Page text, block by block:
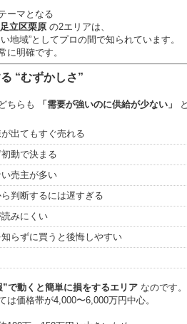
ーマとなる
立区栗原 の2エリアは、
地域”としてプロの間で知られています。
に明確です。
“むずかしさ”
ちらも 「需要が強いのに供給が少ない」
出てもすぐ売れる
動で決まる
売主が多い
判断するには遅すぎる
みにくい
らずに買うと後悔しやすい
”で動くと簡単に損をするエリア なのです。
は価格帯が4,000〜6,000万円中心。